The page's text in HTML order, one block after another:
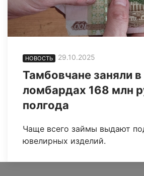
НОВОСТЬ 29.10.2025
Тамбовчане заняли в
ломбардах 168 млн
полгода
Чаще всего займы выдают
ювелирных изделий.